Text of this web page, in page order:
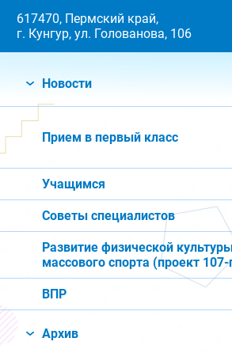
617470, Пермский край,
г. Кунгур, ул. Голованова, 106
Новости
Прием в первый класс
Учащимся
Советы специалистов
Развитие физической
массового спорта (проект 107-
ВПР
Архив